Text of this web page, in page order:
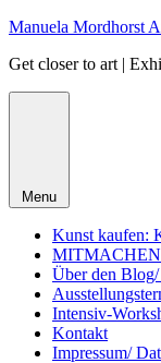
Skip
content
Manuela Mordhorst
Get closer to art |
Menu
Kunst kaufen:
Über den
Intensiv-
Kontakt
Impressum/